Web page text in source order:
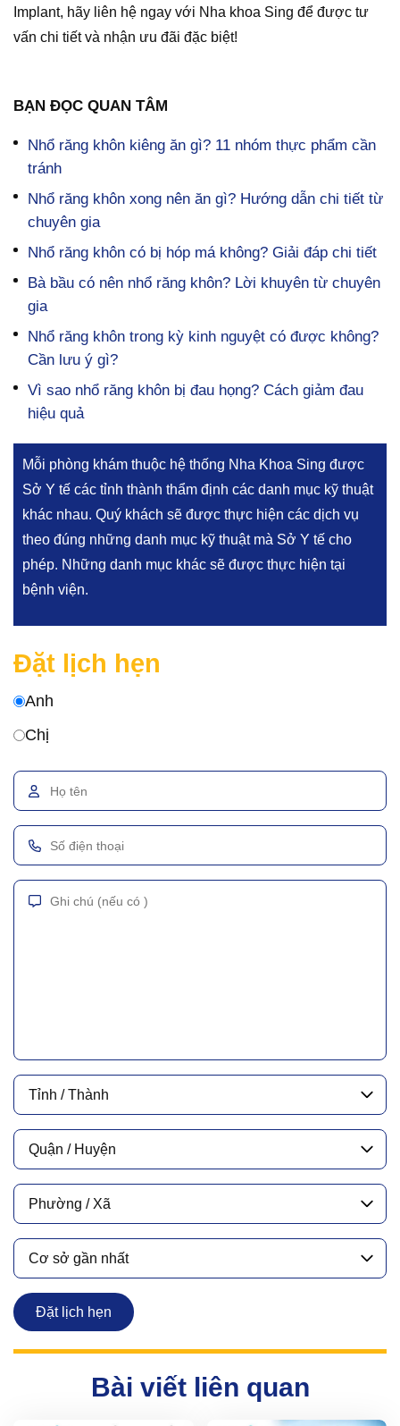
Implant, hãy liên hệ ngay với Nha khoa Sing để được tư
vấn chi tiết và nhận ưu đãi đặc biệt!
BẠN ĐỌC QUAN TÂM
Nhổ răng khôn kiêng ăn gì? 11 nhóm thực phẩm cần
tránh
Nhổ răng khôn xong nên ăn gì? Hướng dẫn chi tiết từ
chuyên gia
Nhổ răng khôn có bị hóp má không? Giải đáp chi tiết
Bà bầu có nên nhổ răng khôn? Lời khuyên từ chuyên
gia
Nhổ răng khôn trong kỳ kinh nguyệt có được không?
Cần lưu ý gì?
Vì sao nhổ răng khôn bị đau họng? Cách giảm đau
hiệu quả
Mỗi phòng khám thuộc hệ thống Nha Khoa Sing được
Sở Y tế các tỉnh thành thẩm định các danh mục kỹ thuật
khác nhau. Quý khách sẽ được thực hiện các dịch vụ
theo đúng những danh mục kỹ thuật mà Sở Y tế cho
phép. Những danh mục khác sẽ được thực hiện tại
bệnh viện.
Đặt lịch hẹn
Anh
Chị
Tỉnh / Thành
Quận / Huyện
Phường / Xã
Cơ sở gần nhất
Đặt lịch hẹn
Bài viết liên quan